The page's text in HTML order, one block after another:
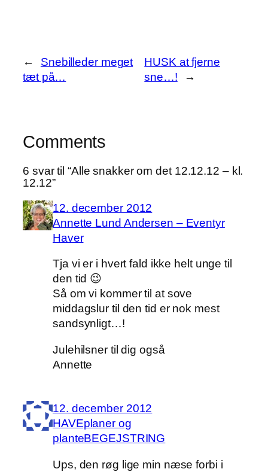
←
Snebilleder meget
tæt på…
HUSK at fjerne
sne…!
→
Comments
6 svar til “Alle snakker om det 12.12.12 – kl.
12.12”
12. december 2012
Annette Lund Andersen – Eventyr
Haver
Tja vi er i hvert fald ikke helt unge til
den tid 😉
Så om vi kommer til at sove
middagslur til den tid er nok mest
sandsynligt…!
Julehilsner til dig også
Annette
12. december 2012
HAVEplaner og
planteBEGEJSTRING
Ups, den røg lige min næse forbi i